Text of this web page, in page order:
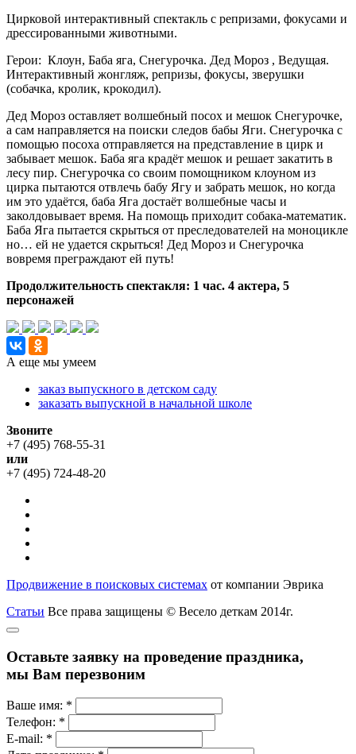
Цирковой интерактивный спектакль с репризами, фокусами и
дрессированными животными.
Герои: Клоун, Баба яга, Снегурочка. Дед Мороз , Ведущая.
Интерактивный жонгляж, репризы, фокусы, зверушки
(собачка, кролик, крокодил).
Дед Мороз оставляет волшебный посох и мешок Снегурочке,
а сам направляется на поиски следов бабы Яги. Снегурочка с
помощью посоха отправляется на представление в цирк и
забывает мешок. Баба яга крадёт мешок и решает закатить в
лесу пир. Снегурочка со своим помощником клоуном из
цирка пытаются отвлечь бабу Ягу и забрать мешок, но когда
им это удаётся, баба Яга достаёт волшебные часы и
заколдовывает время. На помощь приходит собака-математик.
Баба Яга пытается скрыться от преследователей на моноцикле
но… ей не удается скрыться! Дед Мороз и Снегурочка
вовремя преграждают ей путь!
Продолжительность спектакля: 1 час. 4 актера, 5
персонажей
А еще мы умеем
заказ выпускного в детском саду
заказать выпускной в начальной школе
Звоните
+7 (495) 768-55-31
или
+7 (495) 724-48-20
Продвижение в поисковых системах от компании Эврика
Статьи Все права защищены © Весело деткам 2014г.
Оставьте заявку на проведение праздника,
мы Вам перезвоним
Ваше имя: *
Телефон: *
E-mail: *